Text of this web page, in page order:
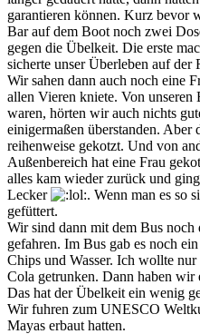
garantieren können. Kurz bevor
Bar auf dem Boot noch zwei
gegen die Übelkeit. Die erste
sicherte unser Überleben auf der
Wir sahen dann auch noch eine
allen Vieren kniete. Von unseren
waren, hörten wir auch nichts
einigermaßen überstanden. Aber
reihenweise gekotzt. Und von
Außenbereich hat eine Frau
alles kam wieder zurück und
Lecker
. Wenn man es so
gefüttert.
Wir sind dann mit dem Bus noch
gefahren. Im Bus gab es noch
Chips und Wasser. Ich wollte
Cola getrunken. Dann haben wir
Das hat der Übelkeit ein wenig
Wir fuhren zum UNESCO
Mayas erbaut hatten.